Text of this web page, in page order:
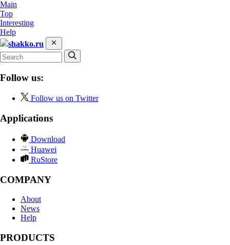
Main
Top
Interesting
Help
shakko.ru
Follow us:
Follow us on Twitter
Applications
Download
Huawei
RuStore
COMPANY
About
News
Help
PRODUCTS